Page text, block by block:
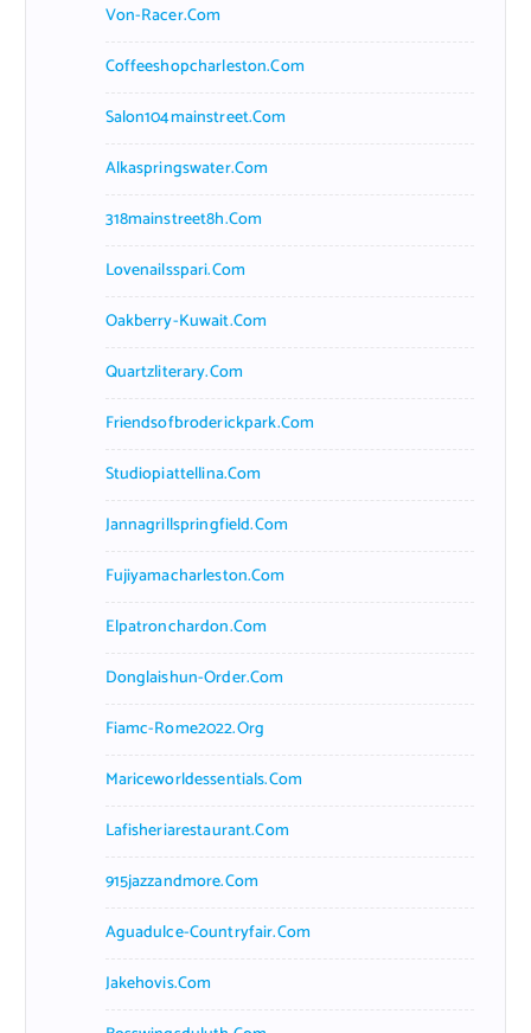
Von-Racer.com
Coffeeshopcharleston.com
Salon104mainstreet.com
Alkaspringswater.com
318mainstreet8h.com
Lovenailsspari.com
Oakberry-Kuwait.com
Quartzliterary.com
Friendsofbroderickpark.com
Studiopiattellina.com
Jannagrillspringfield.com
Fujiyamacharleston.com
Elpatronchardon.com
Donglaishun-Order.com
Fiamc-Rome2022.org
Mariceworldessentials.com
Lafisheriarestaurant.com
915jazzandmore.com
Aguadulce-Countryfair.com
Jakehovis.com